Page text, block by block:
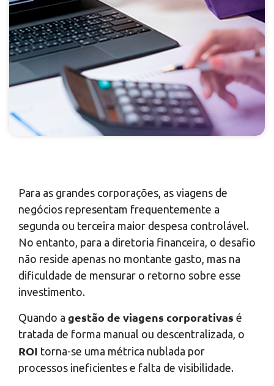
Para as grandes corporações, as viagens de
negócios representam frequentemente a
segunda ou terceira maior despesa controlável.
No entanto, para a diretoria financeira, o desafio
não reside apenas no montante gasto, mas na
dificuldade de mensurar o retorno sobre esse
investimento.
Quando a gestão de viagens corporativas é
tratada de forma manual ou descentralizada, o
ROI torna-se uma métrica nublada por
processos ineficientes e falta de visibilidade.